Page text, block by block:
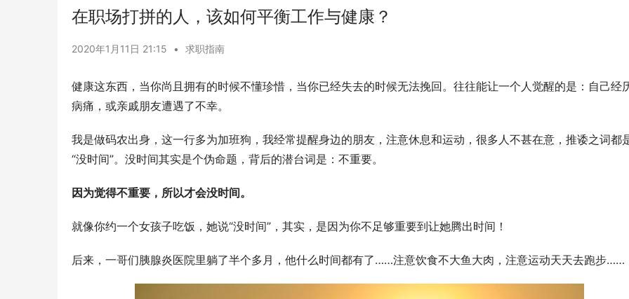
在职场打拼的人，该如何平衡工作与健康？
2020年1月11日 21:15 • 求职指南
健康这东西，当你尚且拥有的时候不懂珍惜，当你已经失去的时候无法挽回。往往能让一个人觉醒的是：自己经
病痛，或亲戚朋友遭遇了不幸。
我是做码农出身，这一行多为加班狗，我经常提醒身边的朋友，注意休息和运动，很多人不甚在意，推诿之词都
“没时间”。没时间其实是个伪命题，背后的潜台词是：不重要。
因为觉得不重要，所以才会没时间。
就像你约一个女孩子吃饭，她说“没时间”，其实，是因为你不足够重要到让她腾出时间！
后来，一哥们胰腺炎医院里躺了半个多月，他什么时间都有了……注意饮食不大鱼大肉，注意运动天天去跑步……